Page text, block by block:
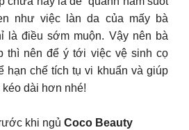
như việc làn da của mấy bà
là điều sớm muộn. Vậy nên bà
thì nên để ý tới việc vệ sinh cọ
hạn chế tích tụ vi khuẩn và giúp
dài hơn nhé!
khi ngủ Coco Beauty